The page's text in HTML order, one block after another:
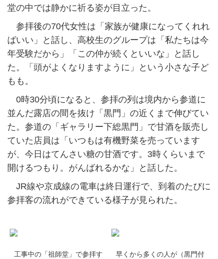
堂の中では静かに祈る姿が目立った。
参拝後の70代女性は「家族が健康になってくれれ
ばいい」と話し、高校生のグループは「私たちは今
年受験だから」「この仲が続くといいな」と話し
た。「頭がよくなりますように」という小さな子ど
もも。
0時30分頃になると、参拝の列は境内から参道に
並んだ露店の間を抜け「黒門」の近くまで伸びてい
た。参道の「ギャラリー下総黒門」で甘酒を販売し
ていた店員は「いつもは有機野菜を売っています
が、今日はてんさい糖の甘酒です。3時くらいまで
開けるつもり。がんばれるかな」と話した。
JR線や京成線の電車は終日運行で、到着のたびに
参拝客の流れができている様子が見られた。
工事中の「祖師堂」で参拝す
早くから多くの人が（黒門付